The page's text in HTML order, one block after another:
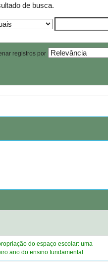
de busca.
registros por
do espaço escolar: uma
ano do ensino fundamental